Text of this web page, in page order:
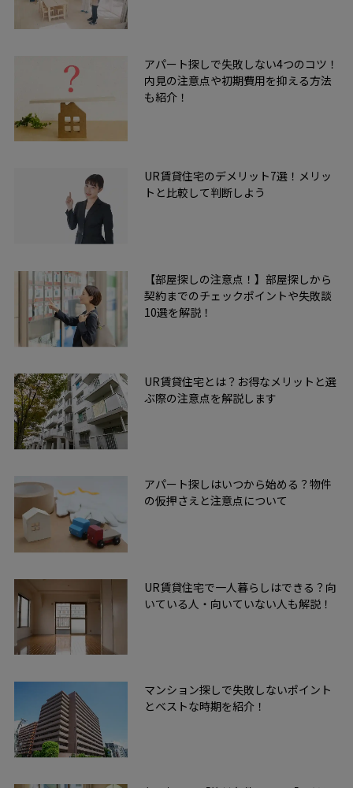
アパート探しで失敗しない4つのコツ！
内見の注意点や初期費用を抑える方法
も紹介！
UR賃貸住宅のデメリット7選！メリッ
トと比較して判断しよう
【部屋探しの注意点！】部屋探しから
契約までのチェックポイントや失敗談
10選を解説！
UR賃貸住宅とは？お得なメリットと選
ぶ際の注意点を解説します
アパート探しはいつから始める？物件
の仮押さえと注意点について
UR賃貸住宅で一人暮らしはできる？向
いている人・向いていない人も解説！
マンション探しで失敗しないポイント
とベストな時期を紹介！